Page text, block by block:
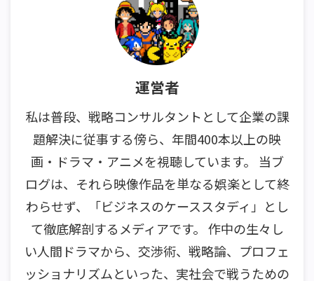
運営者
私は普段、戦略コンサルタントとして企業の課
題解決に従事する傍ら、年間400本以上の映
画・ドラマ・アニメを視聴しています。 当ブ
ログは、それら映像作品を単なる娯楽として終
わらせず、「ビジネスのケーススタディ」とし
て徹底解剖するメディアです。 作中の生々し
い人間ドラマから、交渉術、戦略論、プロフェ
ッショナリズムといった、実社会で戦うための